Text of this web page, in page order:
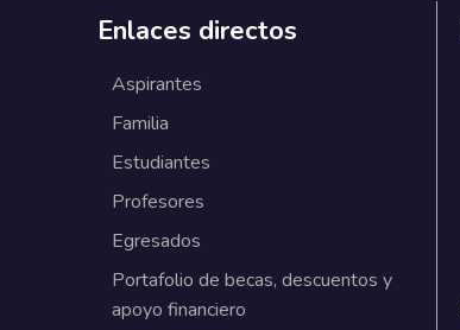
Enlaces directos
Aspirantes
Familia
Estudiantes
Profesores
Egresados
Portafolio de becas, descuentos y
apoyo financiero